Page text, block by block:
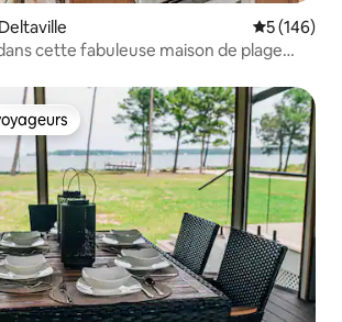
Évaluation
5 (146)
cette fabuleuse maison de plage